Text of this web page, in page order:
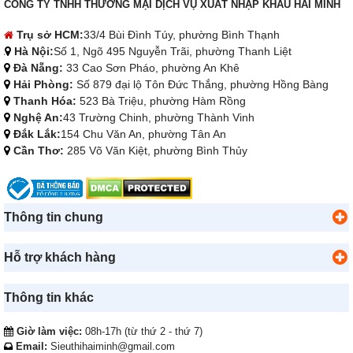
CÔNG TY TNHH THƯƠNG MẠI DỊCH VỤ XUẤT NHẬP KHẨU HẢI MINH
Trụ sở HCM:33/4 Bùi Đình Túy, phường Bình Thạnh
Hà Nội:Số 1, Ngõ 495 Nguyễn Trãi, phường Thanh Liệt
Đà Nẵng: 33 Cao Sơn Pháo, phường An Khê
Hải Phòng: Số 879 đại lộ Tôn Đức Thắng, phường Hồng Bàng
Thanh Hóa: 523 Bà Triệu, phường Hàm Rồng
Nghệ An:43 Trường Chinh, phường Thành Vinh
Đắk Lắk:154 Chu Văn An, phường Tân An
Cần Thơ: 285 Võ Văn Kiệt, phường Bình Thủy
Thông tin chung
Hỗ trợ khách hàng
Thông tin khác
Giờ làm việc: 08h-17h (từ thứ 2 - thứ 7)
Email: Sieuthihaiminh@gmail.com